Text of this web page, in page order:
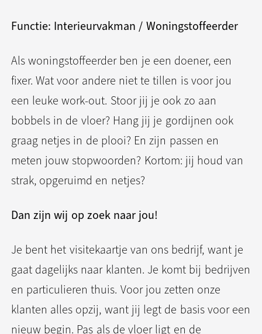
Functie: Interieurvakman / Woningstoffeerder
Als woningstoffeerder ben je een doener, een
fixer. Wat voor andere niet te tillen is voor jou
een leuke work-out. Stoor jij je ook zo aan
bobbels in de vloer? Hang jij je gordijnen ook
graag netjes in de plooi? En zijn passen en
meten jouw stopwoorden? Kortom: jij houd van
strak, opgeruimd en netjes?
Dan zijn wij op zoek naar jou!
Je bent het visitekaartje van ons bedrijf, want je
gaat dagelijks naar klanten. Je komt bij bedrijven
en particulieren thuis. Voor jou zetten onze
klanten alles opzij, want jij legt de basis voor een
nieuw begin. Pas als de vloer ligt en de